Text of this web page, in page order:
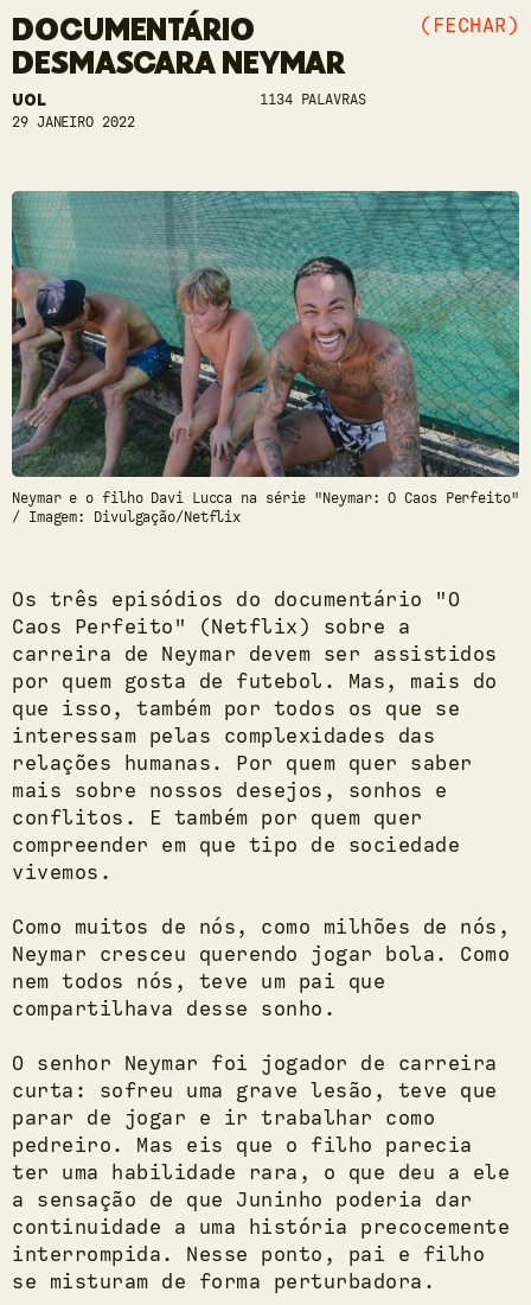
(FECHAR)
DOCUMENTÁRIO
DESMASCARA NEYMAR
UOL
29 JANEIRO 2022
1134 PALAVRAS
Neymar e o filho Davi Lucca na série "Neymar: O Caos Perfeito"
/ Imagem: Divulgação/Netflix
Os três episódios do documentário "O
Caos Perfeito" (Netflix) sobre a
carreira de Neymar devem ser assistidos
por quem gosta de futebol. Mas, mais do
que isso, também por todos os que se
interessam pelas complexidades das
relações humanas. Por quem quer saber
mais sobre nossos desejos, sonhos e
conflitos. E também por quem quer
compreender em que tipo de sociedade
vivemos.
Como muitos de nós, como milhões de nós,
Neymar cresceu querendo jogar bola. Como
nem todos nós, teve um pai que
compartilhava desse sonho.
O senhor Neymar foi jogador de carreira
curta: sofreu uma grave lesão, teve que
parar de jogar e ir trabalhar como
pedreiro. Mas eis que o filho parecia
ter uma habilidade rara, o que deu a ele
a sensação de que Juninho poderia dar
continuidade a uma história precocemente
interrompida. Nesse ponto, pai e filho
se misturam de forma perturbadora.